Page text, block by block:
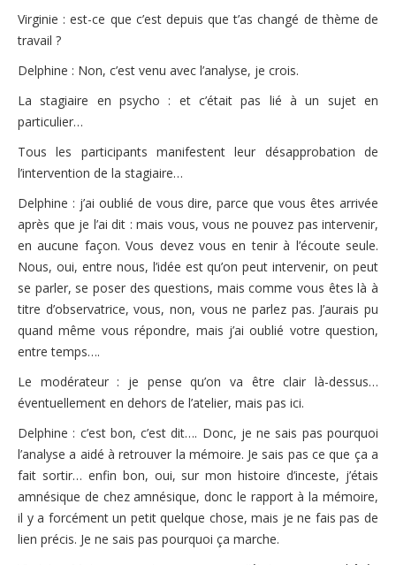
Virginie : est-ce que c’est depuis que t’as changé de thème de
travail ?
Delphine : Non, c’est venu avec l’analyse, je crois.
La stagiaire en psycho : et c’était pas lié à un sujet en
particulier…
Tous les participants manifestent leur désapprobation de
l’intervention de la stagiaire…
Delphine : j’ai oublié de vous dire, parce que vous êtes arrivée
après que je l’ai dit : mais vous, vous ne pouvez pas intervenir,
en aucune façon. Vous devez vous en tenir à l’écoute seule.
Nous, oui, entre nous, l’idée est qu’on peut intervenir, on peut
se parler, se poser des questions, mais comme vous êtes là à
titre d’observatrice, vous, non, vous ne parlez pas. J’aurais pu
quand même vous répondre, mais j’ai oublié votre question,
entre temps….
Le modérateur : je pense qu’on va être clair là-dessus…
éventuellement en dehors de l’atelier, mais pas ici.
Delphine : c’est bon, c’est dit…. Donc, je ne sais pas pourquoi
l’analyse a aidé à retrouver la mémoire. Je sais pas ce que ça a
fait sortir… enfin bon, oui, sur mon histoire d’inceste, j’étais
amnésique de chez amnésique, donc le rapport à la mémoire,
il y a forcément un petit quelque chose, mais je ne fais pas de
lien précis. Je ne sais pas pourquoi ça marche.